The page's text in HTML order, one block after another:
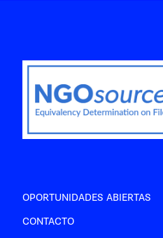
OPORTUNIDADES ABIERTAS
CONTACTO